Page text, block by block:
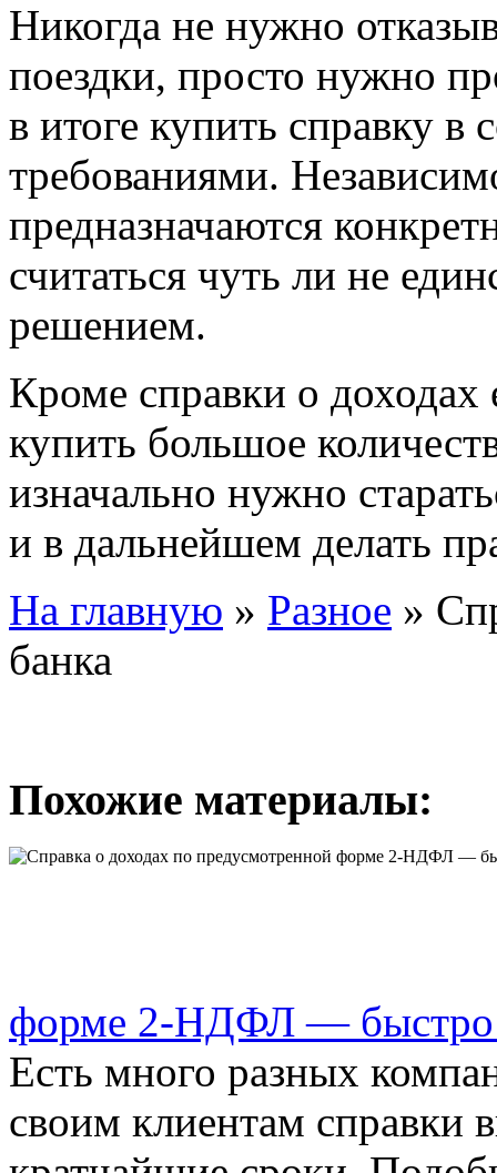
Никогда не нужно
поездки, просто нужно
в итоге купить справку в
требованиями.
предназначаются
считаться чуть ли не
решением.
Кроме справки о доходах
купить большое
изначально нужно
и в дальнейшем делать
На главную » Разное »
банка
Похожие материалы:
форме 2-НДФЛ — быстро
Есть много разных
своим клиентам